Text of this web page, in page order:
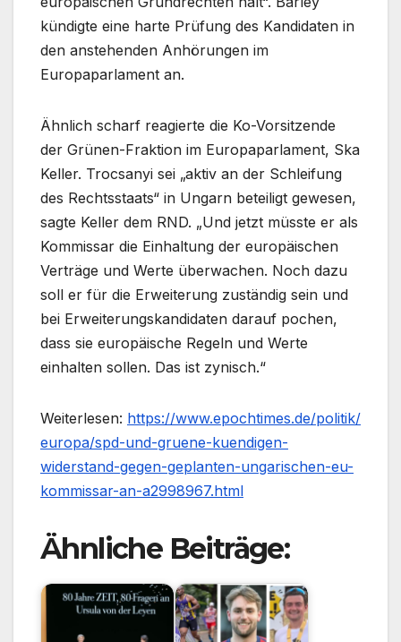
kündigte eine harte Prüfung des Kandidaten in
den anstehenden Anhörungen im
Europaparlament an.
Ähnlich scharf reagierte die Ko-Vorsitzende
der Grünen-Fraktion im Europaparlament, Ska
Keller. Trocsanyi sei „aktiv an der Schleifung
des Rechtsstaats“ in Ungarn beteiligt gewesen,
sagte Keller dem RND. „Und jetzt müsste er als
Kommissar die Einhaltung der europäischen
Verträge und Werte überwachen. Noch dazu
soll er für die Erweiterung zuständig sein und
bei Erweiterungskandidaten darauf pochen,
dass sie europäische Regeln und Werte
einhalten sollen. Das ist zynisch.“
Weiterlesen: https://www.epochtimes.de/politik/
europa/spd-und-gruene-kuendigen-
widerstand-gegen-geplanten-ungarischen-eu-
kommissar-an-a2998967.html
Ähnliche Beiträge: